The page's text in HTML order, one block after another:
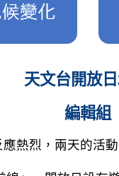
天文台開放
編輯組
熱烈，兩天的活